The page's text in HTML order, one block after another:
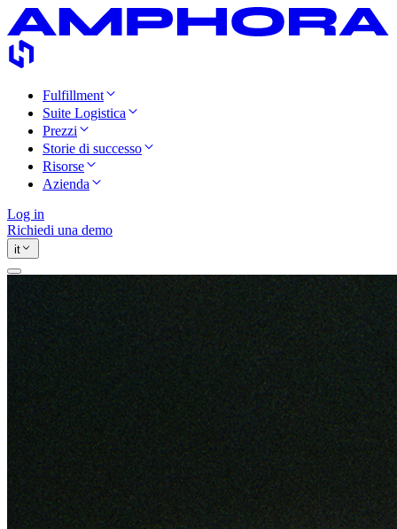
Fulfillment
Suite Logistica
Prezzi
Storie di successo
Risorse
Azienda
Log in
Richiedi una demo
it